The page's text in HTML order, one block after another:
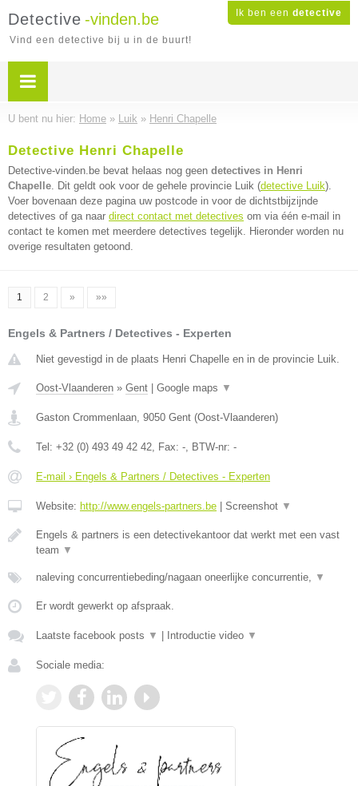
Ik ben een detective
Detective -vinden.be
Vind een detective bij u in de buurt!
U bent nu hier: Home » Luik » Henri Chapelle
Detective Henri Chapelle
Detective-vinden.be bevat helaas nog geen detectives in Henri
Chapelle. Dit geldt ook voor de gehele provincie Luik (detective Luik).
Voer bovenaan deze pagina uw postcode in voor de dichtstbijzijnde
detectives of ga naar direct contact met detectives om via één e-mail in
contact te komen met meerdere detectives tegelijk. Hieronder worden nu
overige resultaten getoond.
1 2 » »»
Engels & Partners / Detectives - Experten
Niet gevestigd in de plaats Henri Chapelle en in de provincie Luik.
Oost-Vlaanderen » Gent Google maps ▼
Gaston Crommenlaan, 9050 Gent (Oost-Vlaanderen)
Tel: +32 (0) 493 49 42 42, Fax: -, BTW-nr: -
E-mail › Engels & Partners / Detectives - Experten
Website: http://www.engels-partners.be Screenshot ▼
Engels & partners is een detectivekantoor dat werkt met een vast
team ▼
naleving concurrentiebeding/nagaan oneerlijke concurrentie, ▼
Er wordt gewerkt op afspraak.
Laatste facebook posts ▼ Introductie video ▼
Sociale media: